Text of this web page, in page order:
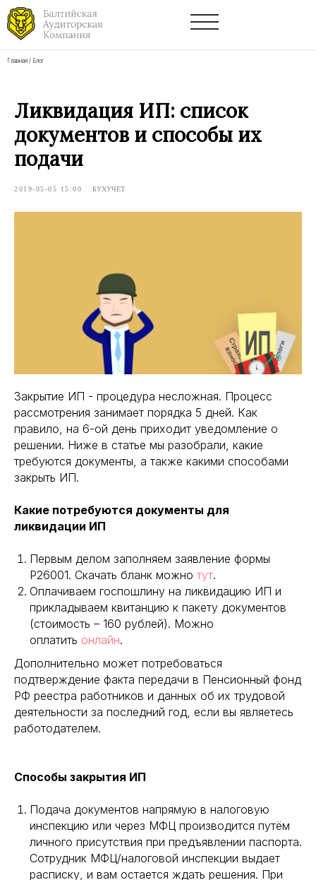
Главная / Блог
Ликвидация ИП: список
документов и способы их
подачи
2019-05-05 15:00 БУХУЧЕТ
Закрытие ИП - процедура несложная. Процесс
рассмотрения занимает порядка 5 дней. Как
правило, на 6-ой день приходит уведомление о
решении. Ниже в статье мы разобрали, какие
требуются документы, а также какими способами
закрыть ИП.
Какие потребуются документы для
ликвидации ИП
Первым делом заполняем заявление формы
Р26001. Скачать бланк можно тут.
Оплачиваем госпошлину на ликвидацию ИП и
прикладываем квитанцию к пакету документов
(стоимость – 160 рублей). Можно
оплатить онлайн.
Дополнительно может потребоваться
подтверждение факта передачи в Пенсионный фонд
РФ реестра работников и данных об их трудовой
деятельности за последний год, если вы являетесь
работодателем.
Способы закрытия ИП
Подача документов напрямую в налоговую
инспекцию или через МФЦ производится путём
личного присутствия при предъявлении паспорта.
Сотрудник МФЦ/налоговой инспекции выдает
расписку, и вам остается ждать решения. При